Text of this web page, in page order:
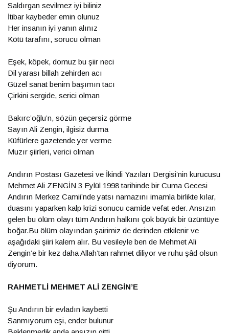
Saldırgan sevilmez iyi biliniz
İtibar kaybeder emin olunuz
Her insanın iyi yanın alınız
Kötü tarafını, sorucu olman
Eşek, köpek, domuz bu şiir neci
Dil yarası billah zehirden acı
Güzel sanat benim başımın tacı
Çirkini sergide, serici olman
Bakırc’oğlu’n, sözün geçersiz görme
Sayın Ali Zengin, ilgisiz durma
Küfürlere gazetende yer verme
Muzır şiirleri, verici olman
Andırın Postası Gazetesi ve İkindi Yazıları Dergisi’nin kurucusu
Mehmet Ali ZENGİN 3 Eylül 1998 tarihinde bir Cuma Gecesi
Andırın Merkez Camii’nde yatsı namazını imamla birlikte kılar,
duasını yaparken kalp krizi sonucu camide vefat eder. Ansızın
gelen bu ölüm olayı tüm Andırın halkını çok büyük bir üzüntüye
boğar.Bu ölüm olayından şairimiz de derinden etkilenir ve
aşağıdaki şiiri kalem alır. Bu vesileyle ben de Mehmet Ali
Zengin’e bir kez daha Allah’tan rahmet diliyor ve ruhu şâd olsun
diyorum.
RAHMETLİ MEHMET ALİ ZENGİN’E
Şu Andırın bir evladın kaybetti
Sanmıyorum eşi, ender bulunur